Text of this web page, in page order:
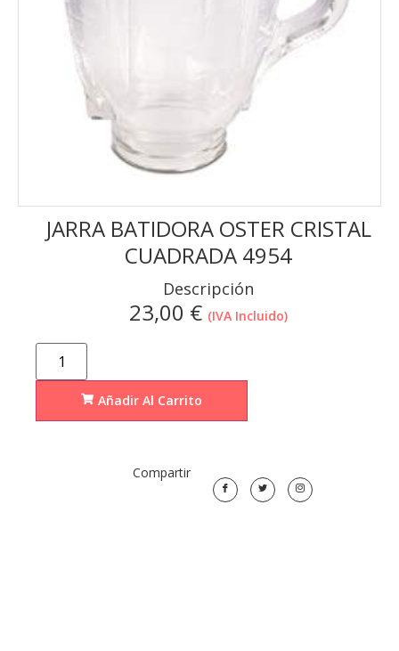
JARRA BATIDORA OSTER CRISTAL
CUADRADA 4954
Descripción
23,00 € (IVA Incluido)
Añadir Al Carrito
Compartir